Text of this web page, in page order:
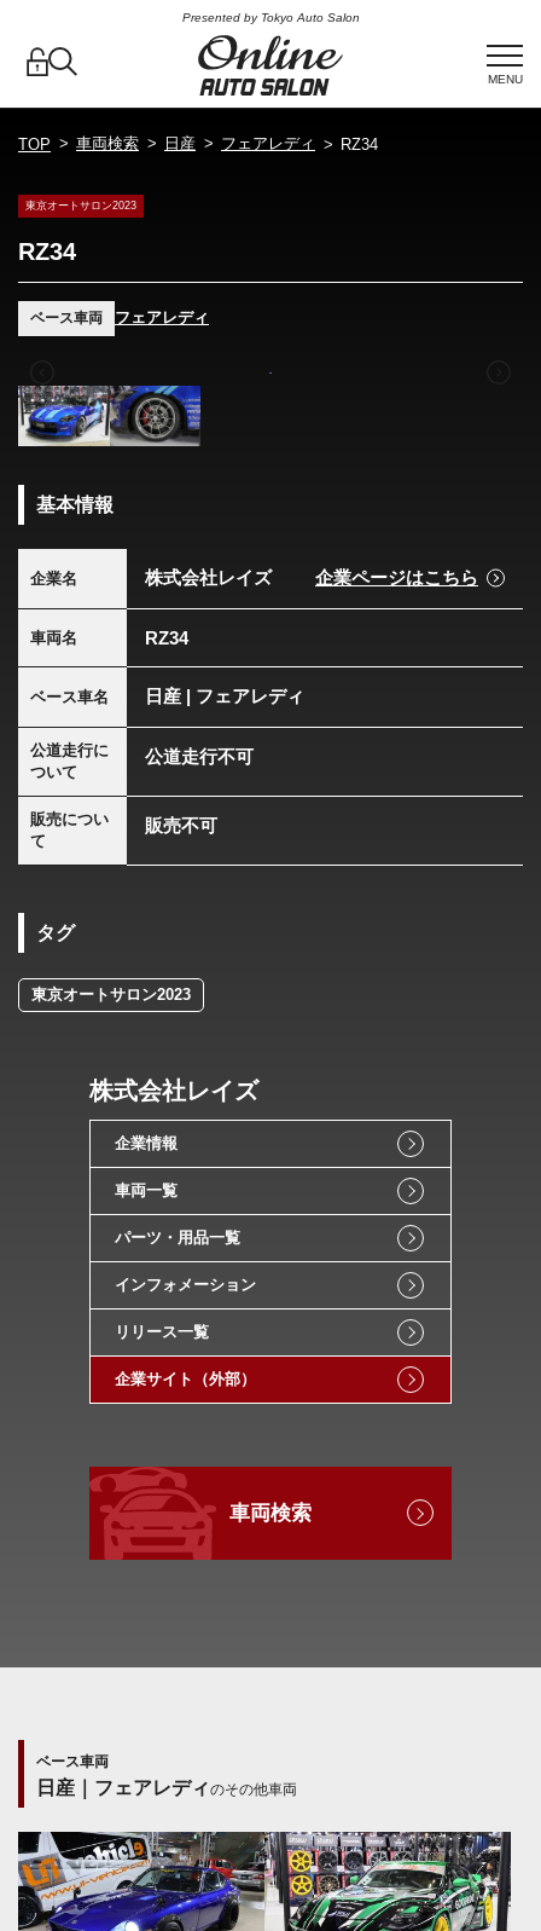
Presented by Tokyo Auto Salon
MENU
TOP 車両検索 日産 フェアレディ RZ34
東京オートサロン2023
RZ34
ベース車両 フェアレディ
基本情報
企業名 株式会社レイズ 企業ページはこちら
車両名 RZ34
ベース車名 日産 | フェアレディ
公道走行に
ついて
公道走行不可
販売につい
て
販売不可
タグ
東京オートサロン2023
株式会社レイズ
企業情報
車両一覧
パーツ・用品一覧
インフォメーション
リリース一覧
企業サイト（外部）
車両検索
ベース車両
日産｜フェアレディのその他車両